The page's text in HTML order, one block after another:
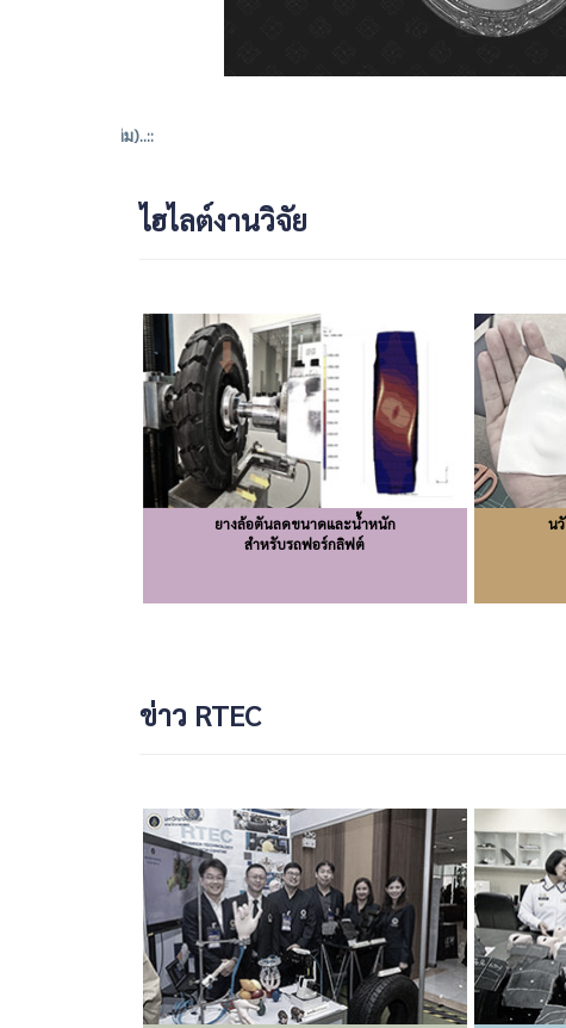
ไฮไลต์งานวิจัย
ยางล้อตันลดขนาดและน้ำหนัก
สำหรับรถฟอร์กลิฟต์
น
ข่าว RTEC